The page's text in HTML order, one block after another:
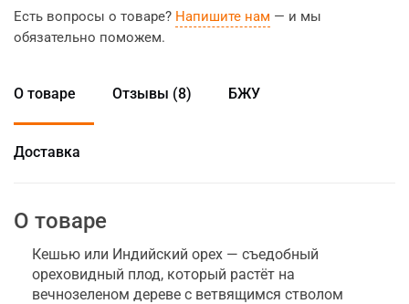
Есть вопросы о товаре? Напишите нам — и мы
обязательно поможем.
О товаре Отзывы (8) БЖУ
Доставка
О товаре
Кешью или Индийский орех — съедобный
ореховидный плод, который растёт на
вечнозеленом дереве с ветвящимся стволом